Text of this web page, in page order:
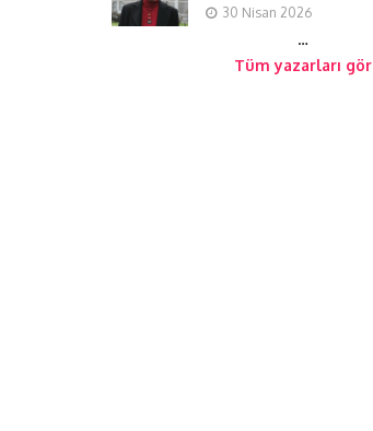
30 Nisan 2026
…
Tüm yazarları gör